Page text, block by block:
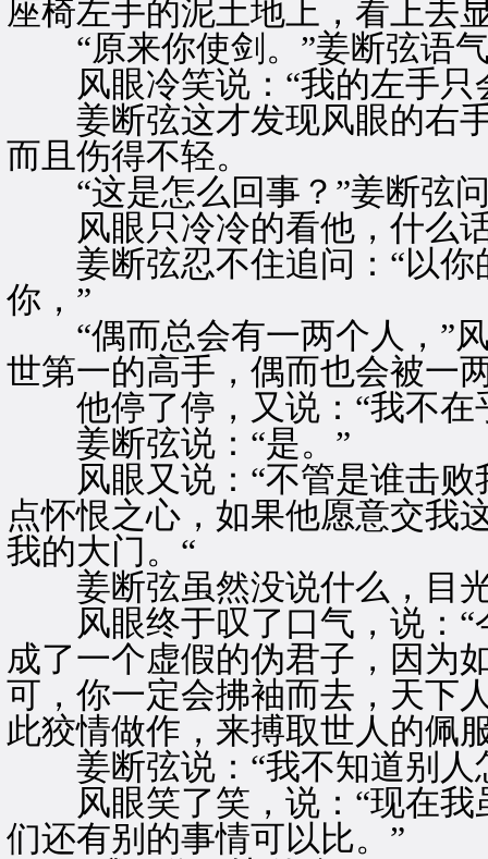
座椅左手的泥土地上，看上去
“原来你使剑。”姜断弦语气
风眼冷笑说：“我的左手只
姜断弦这才发现风眼的右手
而且伤得不轻。
“这是怎么回事？”姜断弦
风眼只冷冷的看他，什么
姜断弦忍不住追问：“以你
你，”
“偶而总会有一两个人，”风
世第一的高手，偶而也会被一
他停了停，又说：“我不在
姜断弦说：“是。”
风眼又说：“不管是谁击败
点怀恨之心，如果他愿意交我
我的大门。“
姜断弦虽然没说什么，目光
风眼终于叹了口气，说：“
成了一个虚假的伪君子，因为
可，你一定会拂袖而去，天下
此狡情做作，来搏取世人的佩
姜断弦说：“我不知道别人
风眼笑了笑，说：“现在我
们还有别的事情可以比。”